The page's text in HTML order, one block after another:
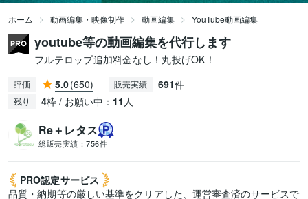
ホーム 動画編集・映像制作 動画編集 YouTube動画編集
youtube等の動画編集を代行します
フルテロップ追加料金なし！丸投げOK！
評価 5.0(650) 販売実績 691件
残り 4枠 / お願い中： 11 人
Re＋レタス
総販売実績： 756件
PRO認定サービス
品質・納期等の厳しい基準をクリアした、運営審査済のサービスで